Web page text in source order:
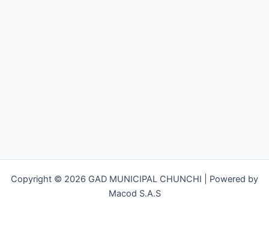
Copyright © 2026 GAD MUNICIPAL CHUNCHI | Powered by
Macod S.A.S